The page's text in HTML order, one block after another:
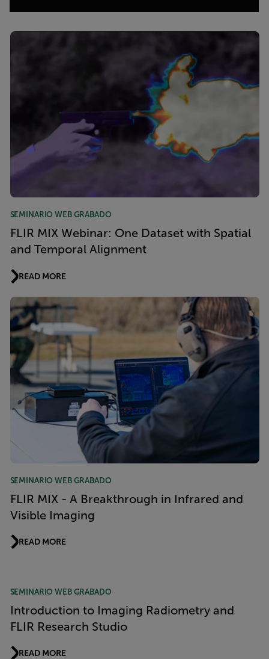
SEMINARIO WEB GRABADO
FLIR MIX Webinar: One Dataset with Spatial
and Temporal Alignment
READ MORE
SEMINARIO WEB GRABADO
FLIR MIX - A Breakthrough in Infrared and
Visible Imaging
READ MORE
SEMINARIO WEB GRABADO
Introduction to Imaging Radiometry and
FLIR Research Studio
READ MORE